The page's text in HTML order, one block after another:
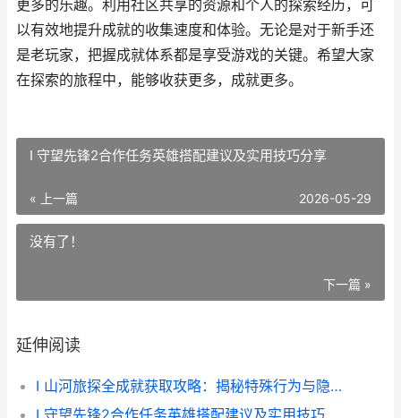
更多的乐趣。利用社区共享的资源和个人的探索经历，可
以有效地提升成就的收集速度和体验。无论是对于新手还
是老玩家，把握成就体系都是享受游戏的关键。希望大家
在探索的旅程中，能够收获更多，成就更多。
I 守望先锋2合作任务英雄搭配建议及实用技巧分享
« 上一篇 2026-05-29
没有了！
下一篇 »
延伸阅读
I 山河旅探全成就获取攻略：揭秘特殊行为与隐藏奖杯